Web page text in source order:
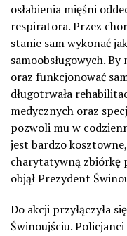
osłabienia mięśni
respiratora. Przez
stanie sam wykonać
samoobsługowych.
oraz funkcjonować
długotrwała
medycznych oraz
pozwoli mu w
jest bardzo
charytatywną zbiórkę
objął Prezydent
Do akcji przyłączyła
Świnoujściu.